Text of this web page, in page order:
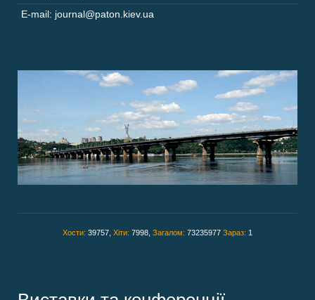
E-mail: journal@paton.kiev.ua
Хости: 39757, Хіти: 7998, Загалом: 73235977 Зараз: 1